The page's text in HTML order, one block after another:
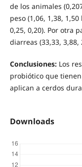
de los animales
peso (1,06, 1,38,
0,25, 0,20). Por otra
diarreas (33,33,
Conclusiones:Los
probiótico que
aplican a cerdos
Downloads